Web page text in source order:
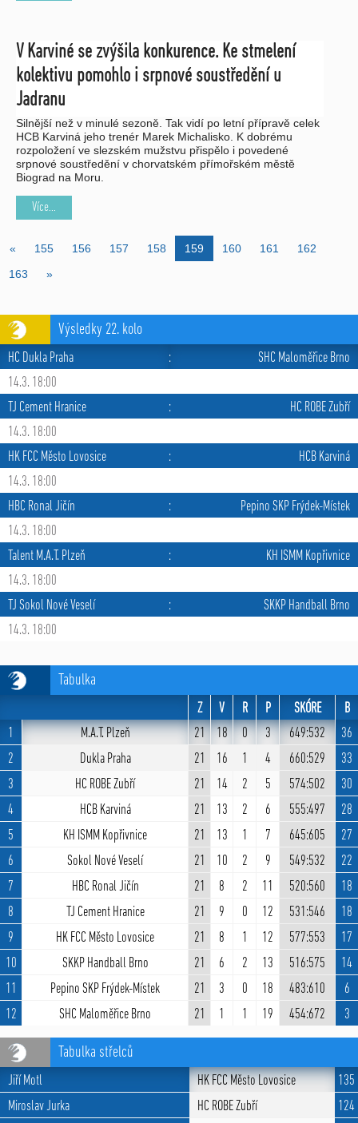
V Karviné se zvýšila konkurence. Ke stmelení
kolektivu pomohlo i srpnové soustředění u
Jadranu
Silnější než v minulé sezoně. Tak vidí po letní přípravě celek
HCB Karviná jeho trenér Marek Michalisko. K dobrému
rozpoložení ve slezském mužstvu přispělo i povedené
srpnové soustředění v chorvatském přímořském městě
Biograd na Moru.
Více...
« 155 156 157 158 159 160 161
162
163
»
Výsledky 22. kolo
HC Dukla Praha :
SHC Maloměřice Brno
14.3. 18:00
TJ Cement Hranice
:
HC ROBE Zubří
14.3. 18:00
HK FCC Město Lovosice
:
HCB Karviná
14.3. 18:00
HBC Ronal Jičín
:
Pepino SKP Frýdek-Místek
14.3. 18:00
Talent M.A.T. Plzeň
:
KH ISMM Kopřivnice
14.3. 18:00
TJ Sokol Nové Veselí
:
SKKP Handball Brno
14.3. 18:00
Tabulka
Z V R P SKÓRE
B
1
M.A.T. Plzeň 21 18 0 3 649:532
36
2
Dukla Praha 21 16 1 4 660:529
33
3
HC ROBE Zubří 21 14 2 5 574:502
30
4
HCB Karviná 21 13 2 6 555:497
28
5
KH ISMM Kopřivnice 21 13 1 7 645:605
27
6
Sokol Nové Veselí 21 10 2 9 549:532
22
7
HBC Ronal Jičín 21 8 2 11 520:560
18
8
TJ Cement Hranice 21 9 0 12 531:546
18
9
HK FCC Město Lovosice 21 8 1 12 577:553
17
10
SKKP Handball Brno 21 6 2 13 516:575
14
11
Pepino SKP Frýdek-Místek 21 3 0 18 483:610
6
12
SHC Maloměřice Brno 21 1 1 19 454:672 3
Tabulka střelců
Jiří Motl HK FCC Město Lovosice
135
Miroslav Jurka
HC ROBE Zubří
124